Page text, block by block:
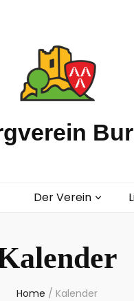
Der Verein
Home / Kalender